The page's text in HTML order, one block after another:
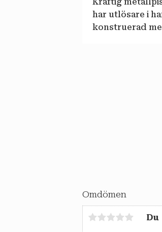
har utlösare i
konstruerad
Omdömen
Du